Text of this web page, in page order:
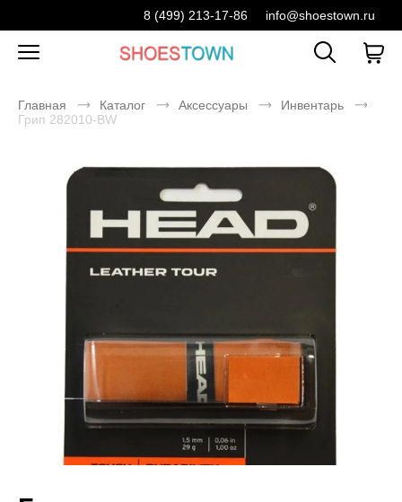
8 (499) 213-17-86 info@shoestown.ru
Главная Каталог Аксессуары
Инвентарь
Грип 282010-BW